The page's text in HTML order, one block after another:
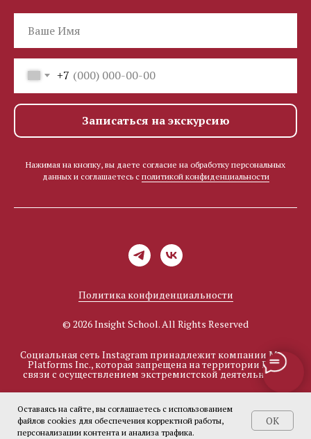
Оставаясь на сайте, вы соглашаетесь с использованием
файлов cookies для обеспечения корректной работы,
персонализации контента и анализа трафика.
OK
+7
Записаться на экскурсию
Нажимая на кнопку, вы даете согласие на обработку персональных
данных и соглашаетесь c политикой конфиденциальности
Политика конфиденциальности
© 2026 Insight School. All Rights Reserved
Социальная сеть Instagram принадлежит компании Meta
Platforms Inc., которая запрещена на территории РФ в
связи с осуществлением экстремистской деятельности.
Made on Tilda